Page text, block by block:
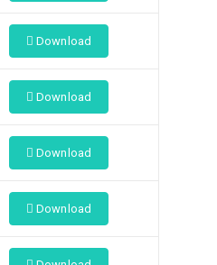
Download
Download
Download
Download